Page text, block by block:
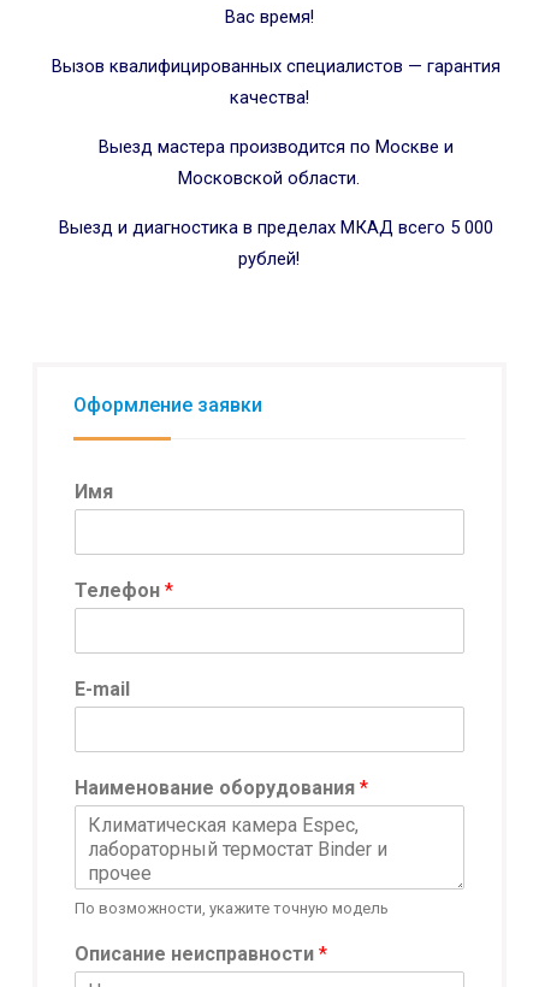
Вас время!
Вызов квалифицированных специалистов — гарантия
качества!
Выезд мастера производится по Москве и
Московской области.
Выезд и диагностика в пределах МКАД всего 5 000
рублей!
Оформление заявки
Имя
Телефон *
E-mail
Наименование оборудования *
По возможности, укажите точную модель
И
м
Описание неисправности *